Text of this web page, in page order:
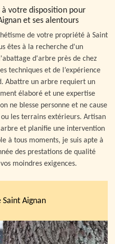
votre disposition pour
et ses alentours
de votre propriété à Saint
êtes à la recherche d'un
d'arbre près de chez
techniques et de l’expérience
Abattre un arbre requiert un
élaboré et une expertise
ne blesse personne et ne cause
les terrains extérieurs. Artisan
et planifie une intervention
à tous moments, je suis apte à
des prestations de qualité
moindres exigences.
Saint Aignan